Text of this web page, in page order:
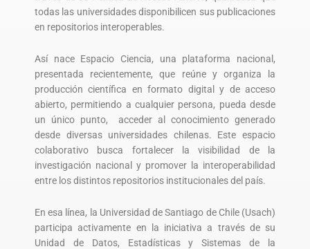
todas las universidades disponibilicen sus publicaciones
en repositorios interoperables.
Así nace Espacio Ciencia, una plataforma nacional,
presentada recientemente, que reúne y organiza la
producción científica en formato digital y de acceso
abierto, permitiendo a cualquier persona, pueda desde
un único punto, acceder al conocimiento generado
desde diversas universidades chilenas. Este espacio
colaborativo busca fortalecer la visibilidad de la
investigación nacional y promover la interoperabilidad
entre los distintos repositorios institucionales del país.
En esa línea, la Universidad de Santiago de Chile (Usach)
participa activamente en la iniciativa a través de su
Unidad de Datos, Estadísticas y Sistemas de la